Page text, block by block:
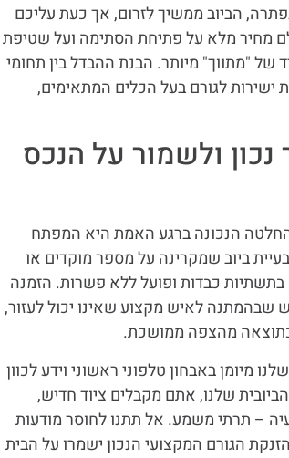
הביוב ממשיך לזרום, אך כעת עליכם
מחיר מלא על פתיחת הסתימה ועל שטיפת
"מתווך" מיותר. הבנת ההבדל בין תחומי
לגורם בעל הכלים המתאימים,
ולשמור על הנכס
הנכונה ברגע האמת היא המפתח
ביוב שמקרינה על מספר מוקדים או
כבדות ופועל ללא פשרות. הזמנה
שבהמתנה לאיש מקצוע שאינו יכול לעזור,
מהצפה ממושכת.
מיומן באבחון טלפוני ראשוני וידע לכוון
שלנו, אתם מקבלים ציוד חדיש,
– תרתי משמע. אל תתנו לחוסר מודעות
הגורם המקצועי הנכון ישמרו על הבית